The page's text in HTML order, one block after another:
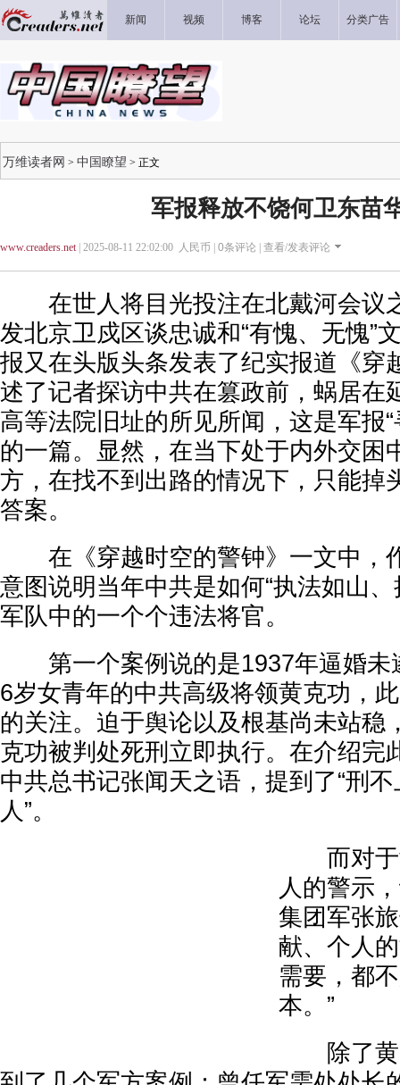
新闻 视频 博客 论坛 分类广告
万维读者网 > 中国瞭望 > 正文
军报释放不饶何卫东苗
www.creaders.net| 2025-08-11 22:02:00 人民币 | 0条评论 | 查看/发表评论
在世人将目光投注在北戴河会议
发北京卫戍区谈忠诚和“有愧、无愧”
报又在头版头条发表了纪实报道《穿
述了记者探访中共在篡政前，蜗居在
高等法院旧址的所见所闻，这是军报
的一篇。显然，在当下处于内外交困
方，在找不到出路的情况下，只能掉
答案。
在《穿越时空的警钟》一文中，
意图说明当年中共是如何“执法如山
军队中的一个个违法将官。
第一个案例说的是1937年逼婚未
6岁女青年的中共高级将领黄克功，
的关注。迫于舆论以及根基尚未站稳
克功被判处死刑立即执行。在介绍完
中共总书记张闻天之语，提到了“刑
人”。
而对于
人的警示
集团军张
献、个人
需要，都
本。”
除了黄